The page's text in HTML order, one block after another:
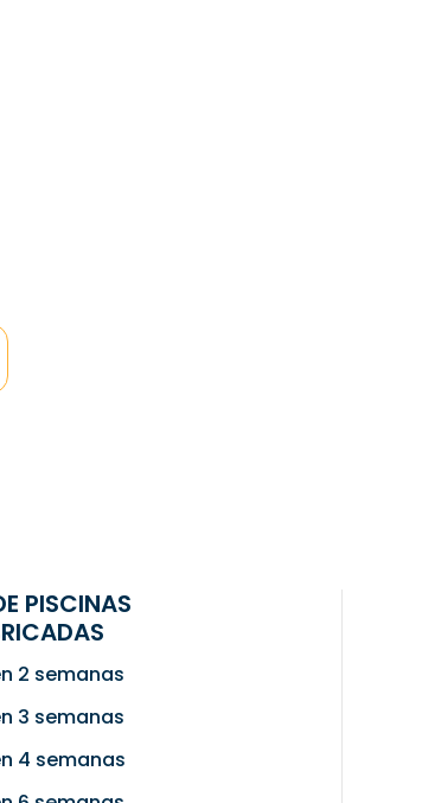
PISCINAS
2 semanas
3 semanas
4 semanas